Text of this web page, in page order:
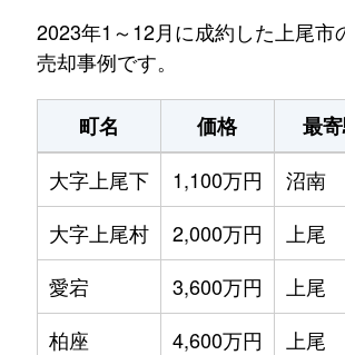
2023年1～12月に成約した上尾市
売却事例です。
町名 価格 最
大字上尾下
1,100万円 沼南
大字上尾村
2,000万円 上尾
愛宕
3,600万円 上尾
柏座
4,600万円 上尾